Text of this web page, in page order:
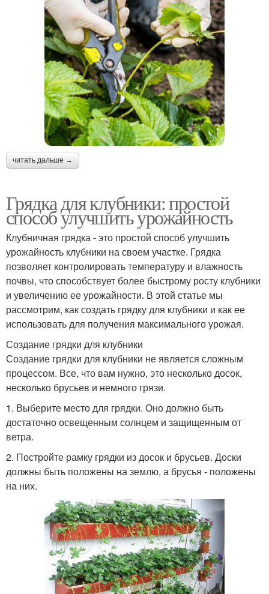
читать дальше →
Грядка для клубники: простой
способ улучшить урожайность
Клубничная грядка - это простой способ улучшить
урожайность клубники на своем участке. Грядка
позволяет контролировать температуру и влажность
почвы, что способствует более быстрому росту клубники
и увеличению ее урожайности. В этой статье мы
рассмотрим, как создать грядку для клубники и как ее
использовать для получения максимального урожая.
Создание грядки для клубники
Создание грядки для клубники не является сложным
процессом. Все, что вам нужно, это несколько досок,
несколько брусьев и немного грязи.
1. Выберите место для грядки. Оно должно быть
достаточно освещенным солнцем и защищенным от
ветра.
2. Постройте рамку грядки из досок и брусьев. Доски
должны быть положены на землю, а брусья - положены
на них.